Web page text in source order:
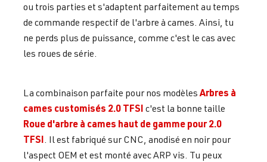
ou trois parties et s'adaptent parfaitement au temps
de commande respectif de l'arbre à cames. Ainsi, tu
ne perds plus de puissance, comme c'est le cas avec
les roues de série.
La combinaison parfaite pour nos modèlesArbres à
cames customisés 2.0 TFSI c'est la bonne taille
Roue d'arbre à cames haut de gamme pour 2.0
TFSI. Il est fabriqué sur CNC, anodisé en noir pour
l'aspect OEM et est monté avec ARP vis. Tu peux